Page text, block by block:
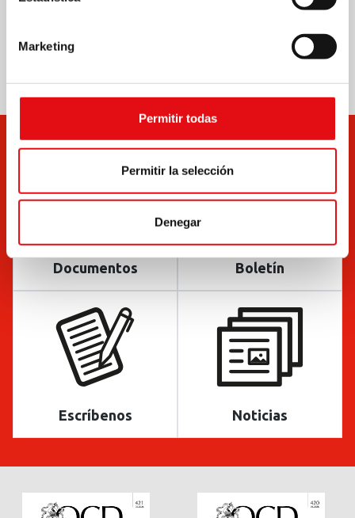
Marketing
Permitir todas
Permitir la selección
Denegar
Documentos Boletín
Escríbenos Noticias